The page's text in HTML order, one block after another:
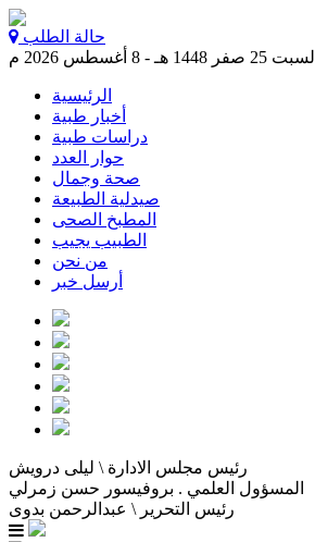
حالة الطلب
السبت 25 صفر 1448 هـ - 8 أغسطس 2026 م
الرئيسية
أخبار طبية
دراسات طبية
حوار العدد
صحة وجمال
صيدلية الطبيعة
المطبخ الصحى
الطبيب يجيب
من نحن
أرسل خبر
رئيس مجلس الادارة \ ليلى درويش
المسؤول العلمي . بروفيسور حسن زمرلي
رئيس التحرير \ عبدالرحمن بدوى